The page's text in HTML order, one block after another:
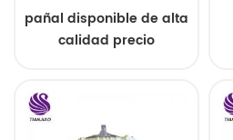
pañal disponible de alta
calidad precio